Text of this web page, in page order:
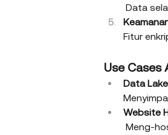
Data
Fitur
Use Cases
Data
Website
Meng-